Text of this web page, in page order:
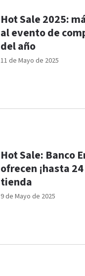
11 de Mayo de 2025
Hot Sale 2025:
al evento de
del año
9 de Mayo de 2025
Hot Sale: Banco
ofrecen ¡hasta
tienda